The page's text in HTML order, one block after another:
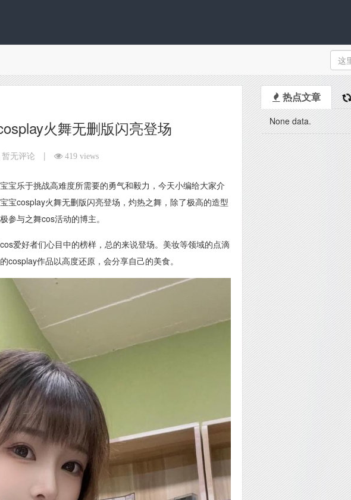
火舞无删版闪亮登场
暂无评论 | 419 views
宝乐于挑战高难度所需要的勇气和毅力，今天小编给大家介
宝cosplay火舞无删版闪亮登场，灼热之舞，除了极高的造型
参与之舞cos活动的博主。
爱好者们心目中的榜样，总的来说登场。美妆等领域的点滴
作品以高度还原，会分享自己的美食。
热点文章
None data.